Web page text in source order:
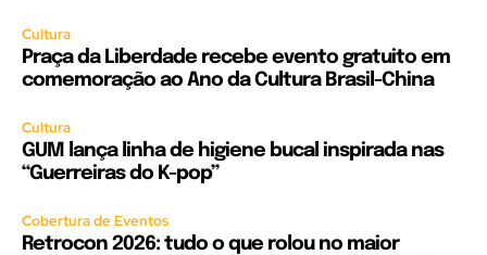
Cultura
Praça da Liberdade recebe evento gratuito em
comemoração ao Ano da Cultura Brasil-China
Cultura
GUM lança linha de higiene bucal inspirada nas
“Guerreiras do K-pop”
Cobertura de Eventos
Retrocon 2026: tudo o que rolou no maior